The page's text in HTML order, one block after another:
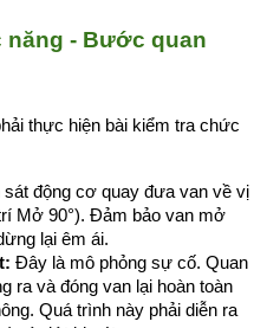
- Bước quan
thực hiện bài kiểm tra chức
sát động cơ quay đưa van về vị
Mở 90°). Đảm bảo van mở
lại êm ái.
Đây là mô phỏng sự cố. Quan
ra và đóng van lại hoàn toàn
Quá trình này phải diễn ra